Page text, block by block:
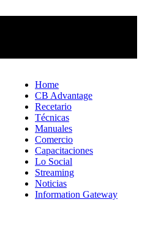
Home
CB Advantage
Recetario
Técnicas
Manuales
Comercio
Capacitaciones
Lo Social
Streaming
Noticias
Information Gateway